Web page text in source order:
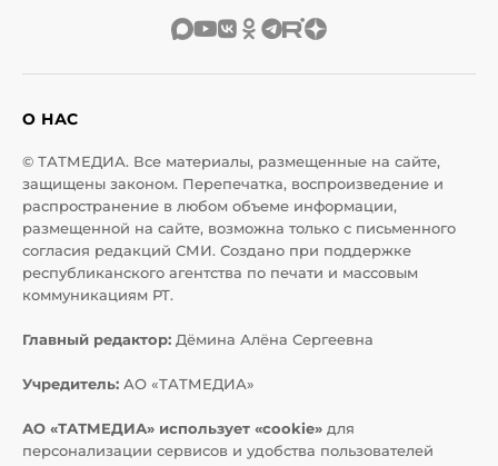
О НАС
© ТАТМЕДИА. Все материалы, размещенные на сайте,
защищены законом. Перепечатка, воспроизведение и
распространение в любом объеме информации,
размещенной на сайте, возможна только с письменного
согласия редакций СМИ. Создано при поддержке
республиканского агентства по печати и массовым
коммуникациям РТ.
Главный редактор: Дёмина Алёна Сергеевна
Учредитель: АО «ТАТМЕДИА»
АО «ТАТМЕДИА» использует «cookie» для
персонализации сервисов и удобства пользователей